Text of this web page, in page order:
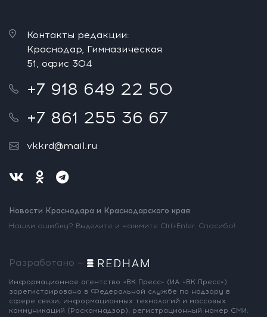
Контакты редакции:
Краснодар, Гимназическая
51, офис 304
+7 918 649 22 50
+7 861 255 36 67
vkkrd@mail.ru
Новости Краснодара и Краснодарского края
Нашли ошибку? Выделите и нажмите Ctrl+Enter. Спасибо!
Разработано —
Информационное агентство «ВК Пресс» (ИА «ВК Пресс»)
зарегистрировано в Федеральной службе по надзору в
сфере связи, информационных технологий и массовых
коммуникаций (Роскомнадзор), регистрационный номер СМИ: